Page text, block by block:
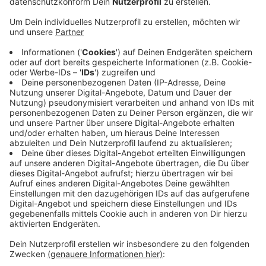
Münstereifel heißt das: Die Station am Bahnhof
bleibt die einzige.
Veröffentlicht: Donnerstag, 22.02.2024 18:17
Anzeige
Wegen der sogenannten Haushaltssicherung muss die
Stadt vor allem bei freiwilligen Ausgaben sparen. Und
Gelder für Leihräder seien eine freiwillige Ausgabe,
sagt die Verwaltung. Alternativ müsste die Stadt an
anderer Stelle Geld sparen. Deshalb hat die Politik
entschieden, keine weitere Verleihstation für das
Eifel-E-Bike einzurichten.